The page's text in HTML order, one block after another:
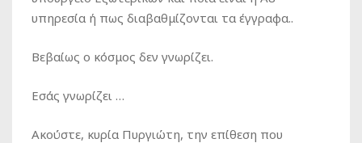
υπηρεσία ή πως διαβαθμίζονται τα έγγραφα..
Βεβαίως ο κόσμος δεν γνωρίζει.
Εσάς γνωρίζει …
Ακούστε, κυρία Πυργιώτη, την επίθεση που